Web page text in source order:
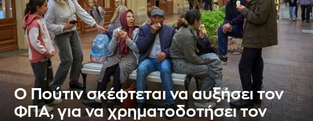
Ο Πούτιν σκέφτεται να αυξήσει τον
ΦΠΑ, για να χρηματοδοτήσει τον